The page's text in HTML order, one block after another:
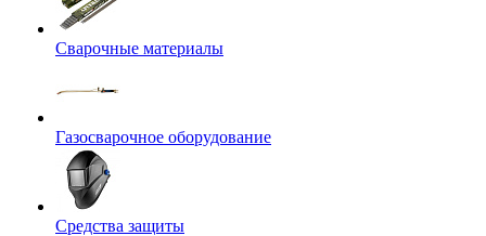
Сварочные материалы
Газосварочное оборудование
Средства защиты